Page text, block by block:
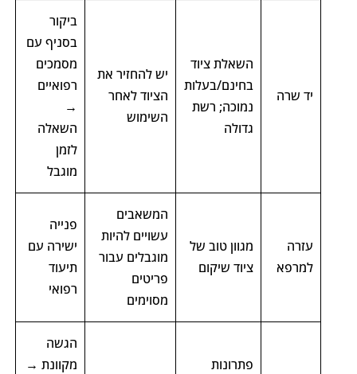
יד שרה
השאלת ציוד
בחינם/בעלות
נמוכה; רשת
גדולה
יש להחזיר את
הציוד לאחר
השימוש
ביקור
בסניף עם
מסמכים
רפואיים
→
השאלה
לזמן
מוגבל
עזרה
למרפא
מגוון טוב של
ציוד שיקום
המשאבים
עשויים להיות
מוגבלים עבור
פריטים
מסוימים
פנייה
ישירה עם
תיעוד
רפואי
פתרונות
הגשה
מקוונת →